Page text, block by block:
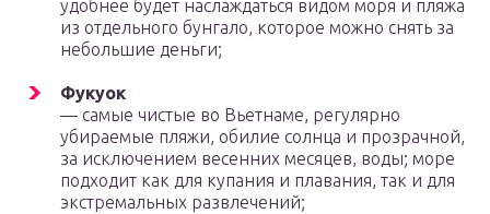
удобнее будет наслаждаться видом моря и пляжа
из отдельного бунгало, которое можно снять за
небольшие деньги;
Фукуок
— самые чистые во Вьетнаме, регулярно
убираемые пляжи, обилие солнца и прозрачной,
за исключением весенних месяцев, воды; море
подходит как для купания и плавания, так и для
экстремальных развлечений;